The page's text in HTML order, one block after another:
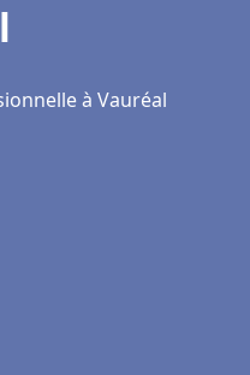
à Vauréal